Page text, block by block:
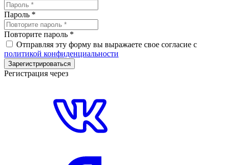
Пароль *
Повторите пароль *
Отправляя эту форму вы выражаете свое согласие с
политикой конфиденциальности
Зарегистрироваться
Регистрация через